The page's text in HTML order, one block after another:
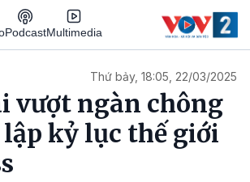
PodcastMultimedia
Thứ bảy, 18:05, 22/03/2025
vượt ngàn chông
lập kỷ lục thế giới